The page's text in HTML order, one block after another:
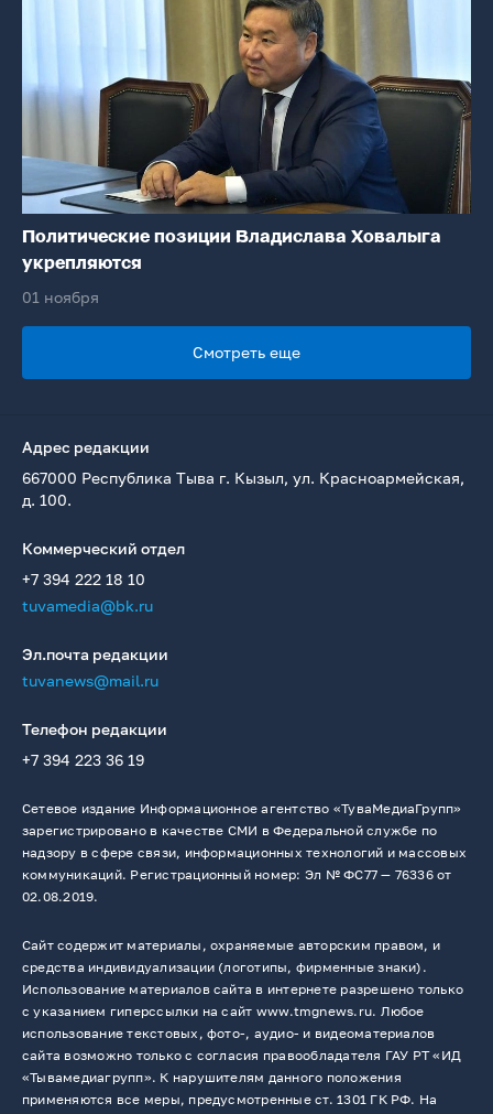
Политические позиции Владислава Ховалыга
укрепляются
01 ноября
Смотреть еще
Адрес редакции
667000 Республика Тыва г. Кызыл, ул. Красноармейская,
д. 100.
Коммерческий отдел
+7 394 222 18 10
tuvamedia@bk.ru
Эл.почта редакции
tuvanews@mail.ru
Телефон редакции
+7 394 223 36 19
Сетевое издание Информационное агентство «ТуваМедиаГрупп»
зарегистрировано в качестве СМИ в Федеральной службе по
надзору в сфере связи, информационных технологий и массовых
коммуникаций. Регистрационный номер: Эл № ФС77 — 76336 от
02.08.2019.
Сайт содержит материалы, охраняемые авторским правом, и
средства индивидуализации (логотипы, фирменные знаки).
Использование материалов сайта в интернете разрешено только
с указанием гиперссылки на сайт www.tmgnews.ru. Любое
использование текстовых, фото-, аудио- и видеоматериалов
сайта возможно только с согласия правообладателя ГАУ РТ «ИД
«Тывамедиагрупп». К нарушителям данного положения
применяются все меры, предусмотренные ст. 1301 ГК РФ. На